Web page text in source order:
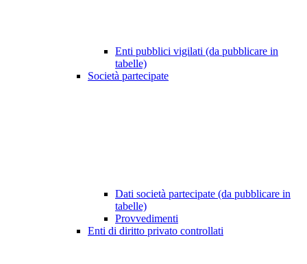
Enti pubblici vigilati (da pubblicare in
tabelle)
Società partecipate
Dati società partecipate (da pubblicare in
tabelle)
Provvedimenti
Enti di diritto privato controllati